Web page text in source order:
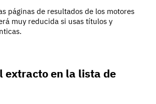
páginas de resultados de los motores
muy reducida si usas títulos y
extracto en la lista de